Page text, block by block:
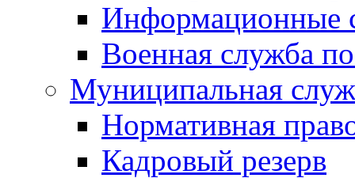
Информационные
Военная служба
Муниципальная
Нормативная
Кадровый резерв